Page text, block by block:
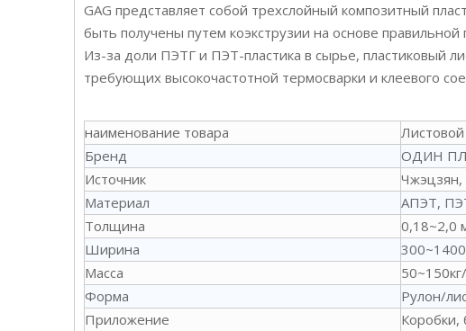
GAG представляет собой трехслойный композитный
быть получены путем коэкструзии на основе
Из-за доли ПЭТГ и ПЭТ-пластика в сырье, пластиковый
требующих высокочастотной термосварки и клеевого
наименование товара
Листовой
Бренд
ОДИН
Источник
Чжэцзян,
Материал
АПЭТ,
Толщина
0,18~2,0
Ширина
Масса
Форма
Рулон/
Приложение
Коробки,